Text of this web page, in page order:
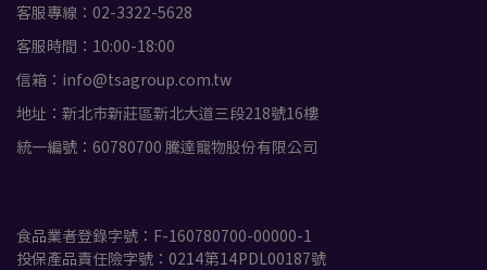
客服專線：02-3322-5628
客服時間：10:00-18:00
信箱：info@tsagroup.com.tw
地址：新北市新莊區新北大道三段218號16樓
統一編號：60780700 騰達寵物股份有限公司
食品業者登錄字號：F-160780700-00000-1
投保產品責任險字號：0214第14PDL00187號